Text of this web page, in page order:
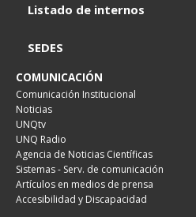
Listado de internos
SEDES
COMUNICACIÓN
Comunicación Institucional
Noticias
UNQtv
UNQ Radio
Agencia de Noticias Científicas
Sistemas - Serv. de comunicación
Artículos en medios de prensa
Accesibilidad y Discapacidad